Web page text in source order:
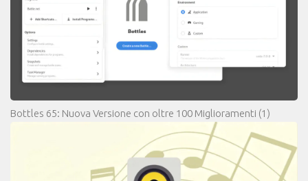
Bottles 65: Nuova Versione con oltre 100 Miglioramenti (1)